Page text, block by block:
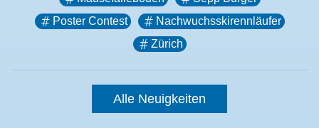
Poster Contest
Nachwuchsskirennläufer
Zürich
Alle Neuigkeiten